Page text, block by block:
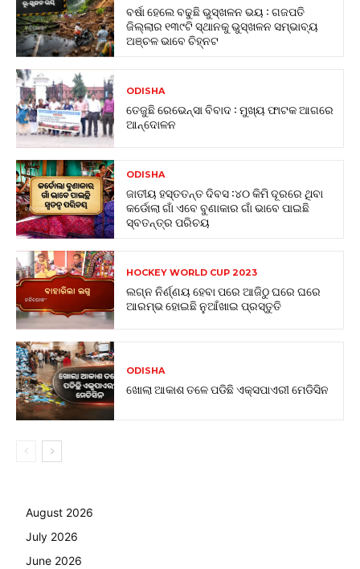
ବର୍ଷା ହେଲେ ବଢୁଛି ଭୁସ୍ଖଳନ ଭୟ : ଗଜପତି
ଜିଲ୍ଲାର ୧୩୯ଟି ସ୍ଥାନକୁ ଭୁସ୍ଖଳନ ସମ୍ଭାବ୍ୟ
ଅଞ୍ଚଳ ଭାବେ ଚିହ୍ନଟ
ODISHA
ତେଜୁଛି ରେଭେନ୍ସା ବିବାଦ : ମୁଖ୍ୟ ଫାଟକ ଆଗରେ
ଆନ୍ଦୋଳନ
ODISHA
ଜାତୀୟ ହସ୍ତତନ୍ତ ଦିବସ :୪୦ କିମି ଦୂରରେ ଥିବା
କର୍ଡୋଲା ଗାଁ ଏବେ ବୁଣାକାର ଗାଁ ଭାବେ ପାଇଛି
ସ୍ବତନ୍ତ୍ର ପରିଚୟ
HOCKEY WORLD CUP 2023
ଲଗ୍ନ ନିର୍ଣ୍ଣୟ ହେବା ପରେ ଆଜିଠୁ ଘରେ ଘରେ
ଆରମ୍ଭ ହୋଇଛି ନୁଆଁଖାଇ ପ୍ରସ୍ତୁତି
ODISHA
ଖୋଲା ଆକାଶ ତଳେ ପଡିଛି ଏକ୍ସପାଏରୀ ମେଡିସିନ
August 2026
July 2026
June 2026